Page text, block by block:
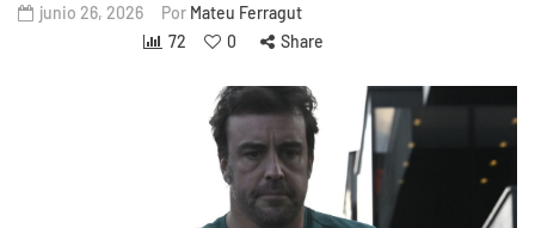
junio 26, 2026 Por Mateu Ferragut
72
0 Share